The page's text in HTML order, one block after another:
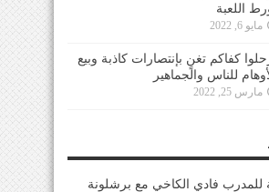
اللعبة
مايو 6, 2022
كفاكم تغنٍ بإنتصارات كاذبة وبيع
للناس والجماهير
مارس 25, 2022
للمدرب فادي الكاخي مع برشلونة